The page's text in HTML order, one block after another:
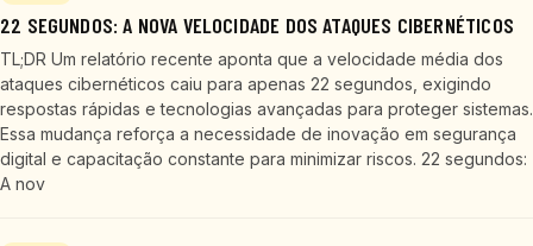
22 SEGUNDOS: A NOVA VELOCIDADE DOS ATAQUES CIBERNÉTICOS
TL;DR Um relatório recente aponta que a velocidade média dos
ataques cibernéticos caiu para apenas 22 segundos, exigindo
respostas rápidas e tecnologias avançadas para proteger sistemas.
Essa mudança reforça a necessidade de inovação em segurança
digital e capacitação constante para minimizar riscos. 22 segundos:
A nov